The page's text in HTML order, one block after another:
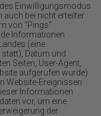
Einwilligungsmodus
auch bei nicht erteilter
von "Pings"
Informationen
(eine
Datum und
Seiten, User-Agent,
aufgerufen wurde)
Website-Ereignissen
Informationen
vor, um eine
der